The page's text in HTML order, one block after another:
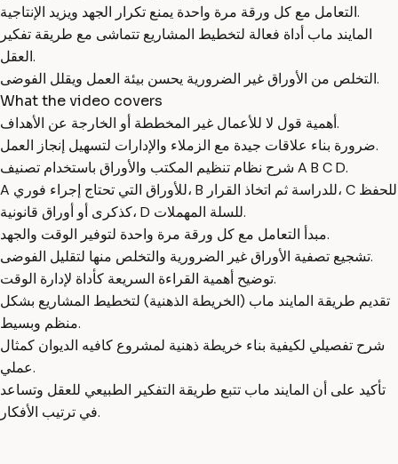
التعامل مع كل ورقة مرة واحدة يمنع تكرار الجهد ويزيد الإنتاجية.
المايند ماب أداة فعالة لتخطيط المشاريع تتماشى مع طريقة تفكير
العقل.
التخلص من الأوراق غير الضرورية يحسن بيئة العمل ويقلل الفوضى.
What the video covers
أهمية قول لا للأعمال غير المخططة أو الخارجة عن الأهداف.
ضرورة بناء علاقات جيدة مع الزملاء والإدارات لتسهيل إنجاز العمل.
شرح نظام تنظيم المكتب والأوراق باستخدام تصنيف A B C D.
A للأوراق التي تحتاج إجراء فوري، B للدراسة ثم اتخاذ القرار، C للحفظ
كذكرى أو أوراق قانونية، D للسلة المهملات.
مبدأ التعامل مع كل ورقة مرة واحدة لتوفير الوقت والجهد.
تشجيع تصفية الأوراق غير الضرورية والتخلص منها لتقليل الفوضى.
توضيح أهمية القراءة السريعة كأداة لإدارة الوقت.
تقديم طريقة المايند ماب (الخريطة الذهنية) لتخطيط المشاريع بشكل
منظم وبسيط.
شرح تفصيلي لكيفية بناء خريطة ذهنية لمشروع كافيه الديوان كمثال
عملي.
تأكيد على أن المايند ماب تتبع طريقة التفكير الطبيعي للعقل وتساعد
في ترتيب الأفكار.